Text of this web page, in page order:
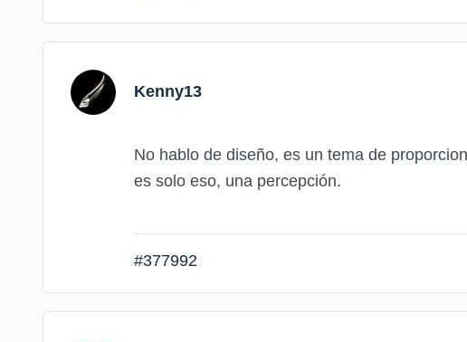
Kenny13
No hablo de diseño, es un tema de
es solo eso, una percepción.
#377992